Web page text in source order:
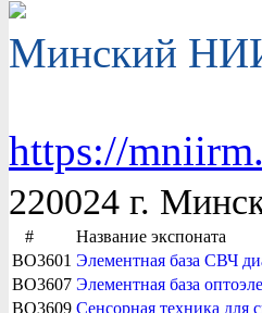
Минский
https://
220024 г.
#
Название экспоната
BO3601 Элементная база СВЧ
BO3607 Элементная база
BO3609 Сенсорная техника для